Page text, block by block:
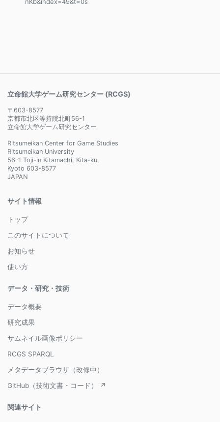
立命館大学ゲーム研究センター (RCGS)
〒603-8577
京都市北区等持院北町56-1
立命館大学ゲーム研究センター
Ritsumeikan Center for Game Studies
Ritsumeikan University
56-1 Toji-in Kitamachi, Kita-ku,
Kyoto 603-8577
JAPAN
サイト情報
トップ
このサイトについて
お知らせ
使い方
データ・研究・技術
データ概要
研究成果
サムネイル画像ポリシー
RCGS SPARQL
メタデータブラウザ（改修中）
GitHub（技術文書・コード） ↗
関連サイト